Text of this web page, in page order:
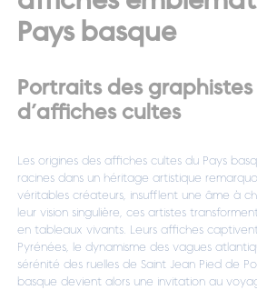
Pays basque
Portraits des
d’affiches cultes
Les origines des affiches cultes du Pays
racines dans un héritage artistique
véritables créateurs, insufflent une âme à
leur vision singulière, ces artistes
en tableaux vivants. Leurs affiches
Pyrénées, le dynamisme des vagues
sérénité des ruelles de Saint Jean Pied de
basque devient alors une invitation au